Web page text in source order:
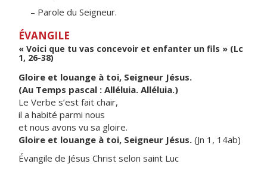
– Parole du Seigneur.
ÉVANGILE
« Voici que tu vas concevoir et enfanter un fils » (Lc
1, 26-38)
Gloire et louange à toi, Seigneur Jésus.
(Au Temps pascal : Alléluia. Alléluia.)
Le Verbe s’est fait chair,
il a habité parmi nous
et nous avons vu sa gloire.
Gloire et louange à toi, Seigneur Jésus. (Jn 1, 14ab)
Évangile de Jésus Christ selon saint Luc